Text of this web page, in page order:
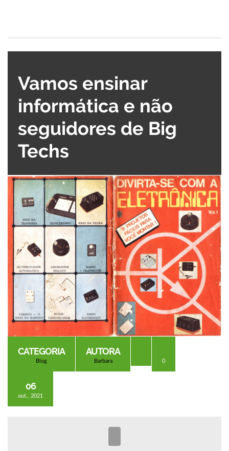
Vamos ensinar
informática e não
seguidores de Big
Techs
CATEGORIA
Blog
AUTORA
Barbara 0
06
out., 2021